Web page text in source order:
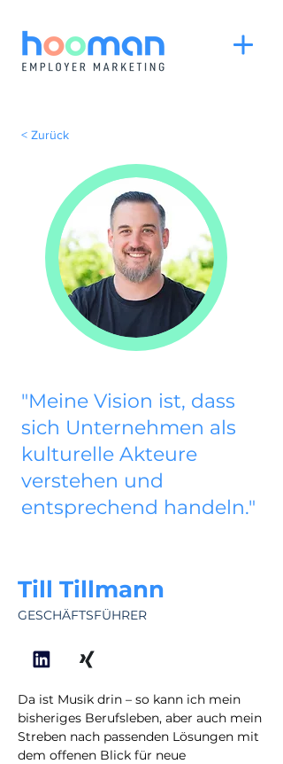
< Zurück
"Meine Vision ist, dass
sich Unternehmen als
kulturelle Akteure
verstehen und
entsprechend handeln."
Till Tillmann
GESCHÄFTSFÜHRER
Da ist Musik drin – so kann ich mein
bisheriges Berufsleben, aber auch mein
Streben nach passenden Lösungen mit
dem offenen Blick für neue